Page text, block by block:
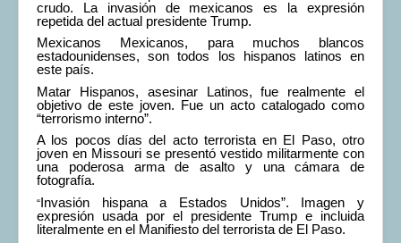
crudo. La invasión de mexicanos es la expresión
repetida del actual presidente Trump.
Mexicanos Mexicanos, para muchos blancos
estadounidenses, son todos los hispanos latinos en
este país.
Matar Hispanos, asesinar Latinos, fue realmente el
objetivo de este joven. Fue un acto catalogado como
“terrorismo interno”.
A los pocos días del acto terrorista en El Paso, otro
joven en Missouri se presentó vestido militarmente con
una poderosa arma de asalto y una cámara de
fotografía.
“ Invasión hispana a Estados Unidos”. Imagen y
expresión usada por el presidente Trump e incluida
literalmente en el Manifiesto del terrorista de El Paso.